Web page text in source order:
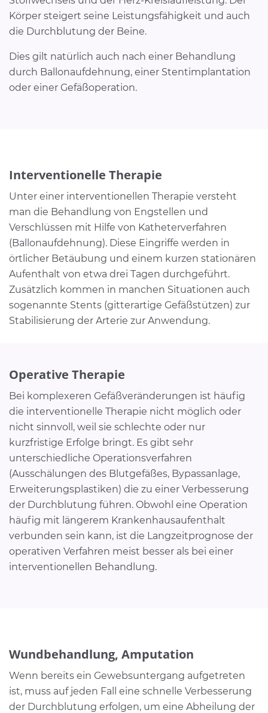
Körper steigert seine Leistungsfähigkeit und auch
die Durchblutung der Beine.
Dies gilt natürlich auch nach einer Behandlung
durch Ballonaufdehnung, einer Stentimplantation
oder einer Gefäßoperation.
Interventionelle Therapie
Unter einer interventionellen Therapie versteht
man die Behandlung von Engstellen und
Verschlüssen mit Hilfe von Katheterverfahren
(Ballonaufdehnung). Diese Eingriffe werden in
örtlicher Betäubung und einem kurzen stationären
Aufenthalt von etwa drei Tagen durchgeführt.
Zusätzlich kommen in manchen Situationen auch
sogenannte Stents (gitterartige Gefäßstützen) zur
Stabilisierung der Arterie zur Anwendung.
Operative Therapie
Bei komplexeren Gefäßveränderungen ist häufig
die interventionelle Therapie nicht möglich oder
nicht sinnvoll, weil sie schlechte oder nur
kurzfristige Erfolge bringt. Es gibt sehr
unterschiedliche Operationsverfahren
(Ausschälungen des Blutgefäßes, Bypassanlage,
Erweiterungsplastiken) die zu einer Verbesserung
der Durchblutung führen. Obwohl eine Operation
häufig mit längerem Krankenhausaufenthalt
verbunden sein kann, ist die Langzeitprognose der
operativen Verfahren meist besser als bei einer
interventionellen Behandlung.
Wundbehandlung, Amputation
Wenn bereits ein Gewebsuntergang aufgetreten
ist, muss auf jeden Fall eine schnelle Verbesserung
der Durchblutung erfolgen, um eine Abheilung der